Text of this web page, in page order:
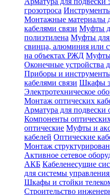
грозотроса
Монтажные материалы
кабелями связи Муфты
полиэтилена Муфты для
свинца, алюминия или
на объектах РЖД Муфты
Оконечные устройства
Приборы и
кабелями связи Шкафы
Электротехническое
Монтаж оптических
Арматура для подвески
Компоненты
оптические Муфты и
кабелей Оптические
Монтаж
Активное сетевое
АКБ Кабеленесущие
для системы
Шкафы и стойки
Строительство